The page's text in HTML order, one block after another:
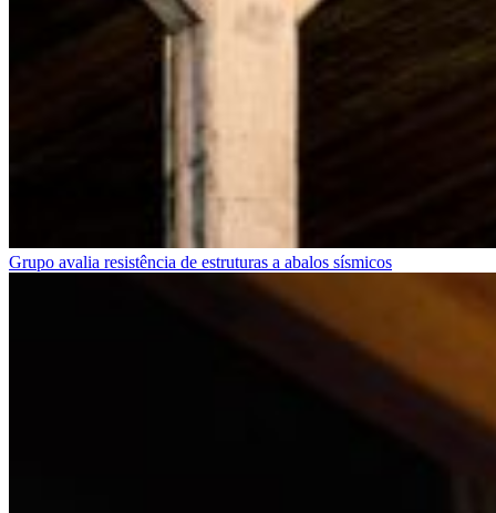
Grupo avalia resistência de estruturas a abalos sísmicos